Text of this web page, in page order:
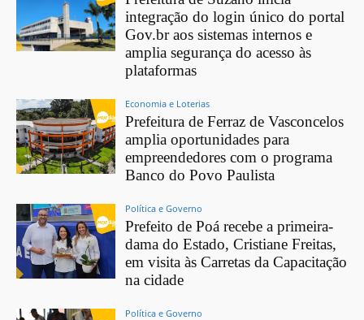
integração do login único do portal
Gov.br aos sistemas internos e
amplia segurança do acesso às
plataformas
Economia e Loterias
Prefeitura de Ferraz de Vasconcelos
amplia oportunidades para
empreendedores com o programa
Banco do Povo Paulista
Política e Governo
Prefeito de Poá recebe a primeira-
dama do Estado, Cristiane Freitas,
em visita às Carretas da Capacitação
na cidade
Política e Governo